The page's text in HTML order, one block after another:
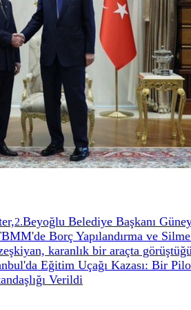
2.Beyoğlu Belediye Başkanı
Borç Yapılandırma ve
karanlık bir araçta
Eğitim Uçağı Kazası: Bir
Verildi